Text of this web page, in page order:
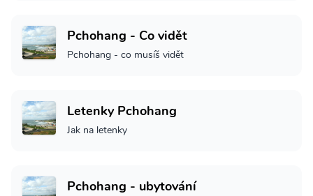
Pchohang - Co vidět
Pchohang - co musíš vidět
Letenky Pchohang
Jak na letenky
Pchohang - ubytování